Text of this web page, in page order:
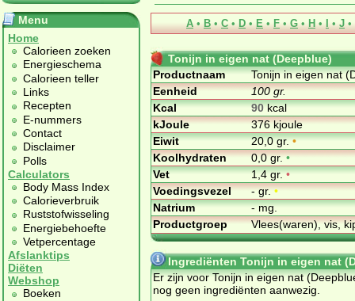
Menu
Home
Calorieen zoeken
Energieschema
Calorieen teller
Links
Recepten
E-nummers
Contact
Disclaimer
Polls
Calculators
Body Mass Index
Calorieverbruik
Ruststofwisseling
Energiebehoefte
Vetpercentage
Afslanktips
Diëten
Webshop
Boeken
A • B • C • D • E • F • G • H • I • J •
Tonijn in eigen nat (Deepblue)
Productnaam
Tonijn in eigen nat
Eenheid
100 gr.
Kcal
90kcal
kJoule
376 kjoule
Eiwit
20,0 gr.•
Koolhydraten
0,0 gr.•
Vet
1,4 gr.•
Voedingsvezel
- gr.•
Natrium
- mg.
Productgroep
Vlees(waren), vis,
Ingrediënten Tonijn in eigen nat
Er zijn voor Tonijn in eigen nat
nog geen ingrediënten aanwezig.